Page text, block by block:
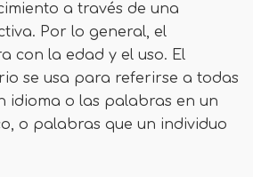
a través de una
Por lo general, el
con la edad y el uso. El
se usa para referirse a todas
idioma o las palabras en un
o palabras que un individuo